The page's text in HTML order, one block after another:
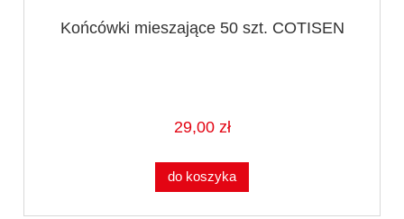
Końcówki mieszające 50 szt. COTISEN
29,00 zł
do koszyka